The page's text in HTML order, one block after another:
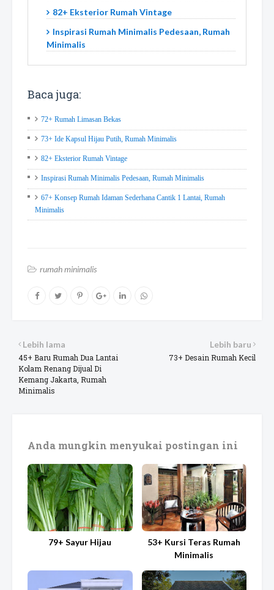
82+ Eksterior Rumah Vintage
Inspirasi Rumah Minimalis Pedesaan, Rumah
Minimalis
Baca juga:
72+ Rumah Limasan Bekas
73+ Ide Kapsul Hijau Putih, Rumah Minimalis
82+ Eksterior Rumah Vintage
Inspirasi Rumah Minimalis Pedesaan, Rumah Minimalis
67+ Konsep Rumah Idaman Sederhana Cantik 1 Lantai, Rumah
Minimalis
rumah minimalis
Lebih baru
73+ Desain Rumah Kecil
Lebih lama
45+ Baru Rumah Dua Lantai
Kolam Renang Dijual Di
Kemang Jakarta, Rumah
Minimalis
Anda mungkin menyukai postingan ini
79+ Sayur Hijau
53+ Kursi Teras Rumah
Minimalis